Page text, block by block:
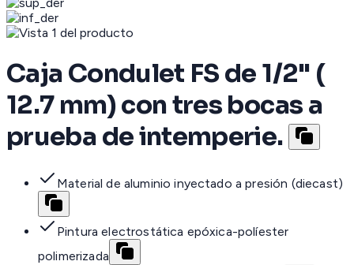
Caja Condulet FS de 1/2" (
12.7 mm) con tres bocas a
prueba de intemperie.
Material de aluminio inyectado a presión (diecast)
Pintura electrostática epóxica-políester
polimerizada